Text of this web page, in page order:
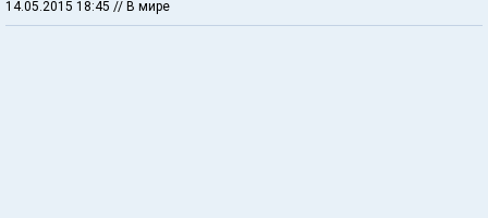
14.05.2015 18:45 // В мире